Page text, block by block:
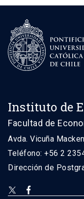
Instituto de
Facultad de
Avda. Vicuña
Teléfono: +56 2
Dirección de